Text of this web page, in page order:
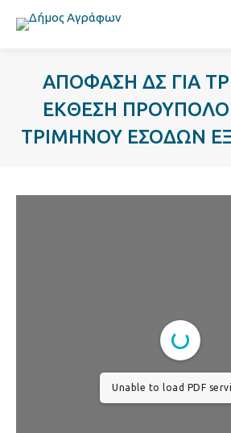
ΑΠΟΦΑΣΗ ΔΣ ΓΙΑ
ΕΚΘΕΣΗ
ΤΡΙΜΗΝΟΥ ΕΣΟΔΩΝ
Unable to load PDF